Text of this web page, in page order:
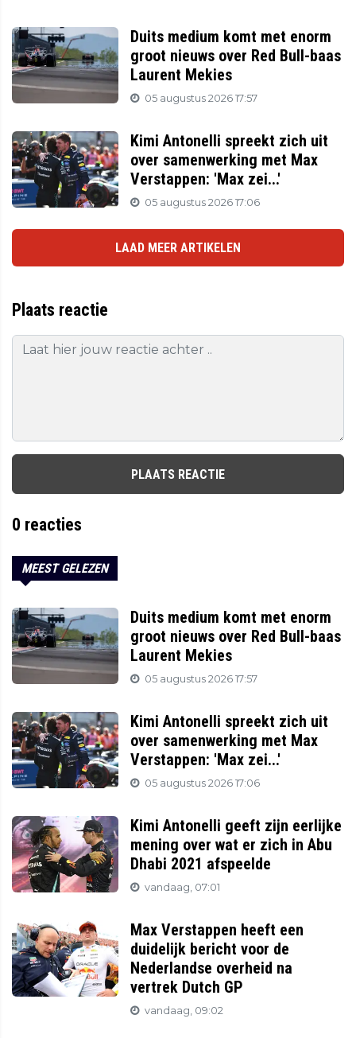
Duits medium komt met enorm
groot nieuws over Red Bull-baas
Laurent Mekies
05 augustus 2026 17:57
Kimi Antonelli spreekt zich uit
over samenwerking met Max
Verstappen: 'Max zei...'
05 augustus 2026 17:06
LAAD MEER ARTIKELEN
Plaats reactie
PLAATS REACTIE
0 reacties
MEEST GELEZEN
Duits medium komt met enorm
groot nieuws over Red Bull-baas
Laurent Mekies
05 augustus 2026 17:57
Kimi Antonelli spreekt zich uit
over samenwerking met Max
Verstappen: 'Max zei...'
05 augustus 2026 17:06
Kimi Antonelli geeft zijn eerlijke
mening over wat er zich in Abu
Dhabi 2021 afspeelde
vandaag, 07:01
Max Verstappen heeft een
duidelijk bericht voor de
Nederlandse overheid na
vertrek Dutch GP
vandaag, 09:02